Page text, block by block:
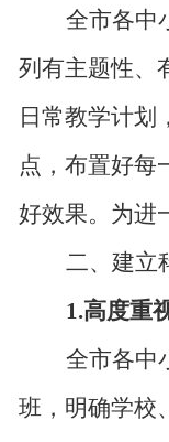
全市各中
列有主题性、
日常教学计划
点，布置好每
好效果。为进
二、建立
1.高度重
全市各中
班，明确学校